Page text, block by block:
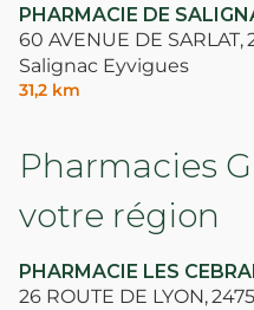
PHARMACIE DE
60 AVENUE DE SARLAT,
Salignac Eyvigues
31,2 km
Pharmacies
votre région
PHARMACIE LES
26 ROUTE DE LYON,